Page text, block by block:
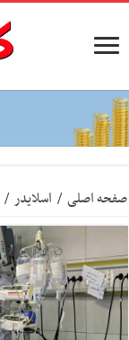
صفحه اصلی / اسلایدر /